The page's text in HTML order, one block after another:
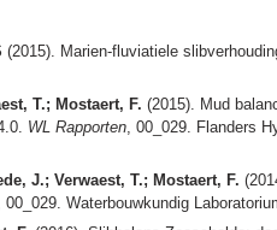
(2015). Marien-fluviatiele
T.; Mostaert, F. (2015). Mud
WL Rapporten , 00_029. Flanders
J.; Verwaest, T.; Mostaert, F.
, 00_029. Waterbouwkundig